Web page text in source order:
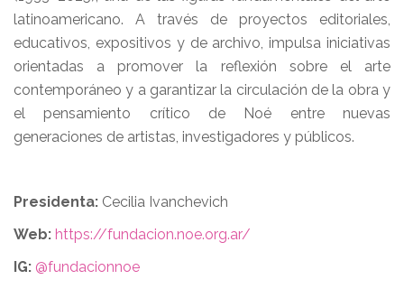
latinoamericano. A través de proyectos editoriales,
educativos, expositivos y de archivo, impulsa iniciativas
orientadas a promover la reflexión sobre el arte
contemporáneo y a garantizar la circulación de la obra y
el pensamiento crítico de Noé entre nuevas
generaciones de artistas, investigadores y públicos.
Presidenta: Cecilia Ivanchevich
Web: https://fundacion.noe.org.ar/
IG: @fundacionnoe